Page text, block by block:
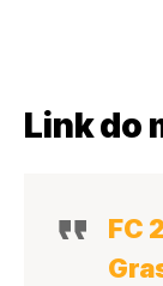
Link do
FC